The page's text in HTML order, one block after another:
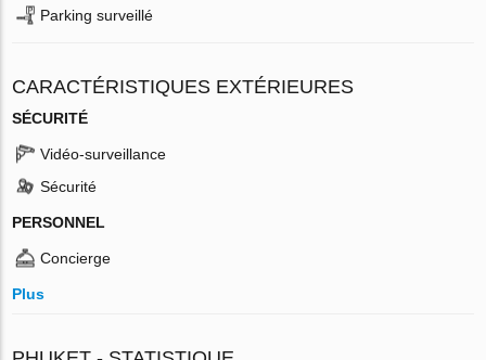
Parking surveillé
CARACTÉRISTIQUES EXTÉRIEURES
SÉCURITÉ
Vidéo-surveillance
Sécurité
PERSONNEL
Concierge
Plus